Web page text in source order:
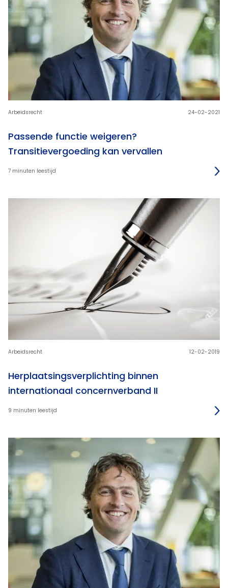
Passende functie weigeren?
Transitievergoeding kan vervallen
Arbeidsrecht 24-02-2021
7 minuten leestijd
Herplaatsingsverplichting binnen
internationaal concernverband II
Arbeidsrecht 12-02-2019
9 minuten leestijd